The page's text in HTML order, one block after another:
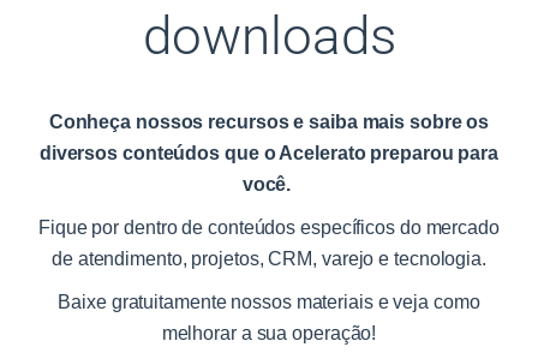
downloads
Conheça nossos recursos e saiba mais sobre os
diversos conteúdos que o Acelerato preparou para
você.
Fique por dentro de conteúdos específicos do mercado
de atendimento, projetos, CRM, varejo e tecnologia.
Baixe gratuitamente nossos materiais e veja como
melhorar a sua operação!